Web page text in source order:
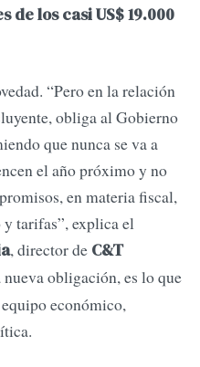
de los casi US$ 19.000
“Pero en la relación
obliga al Gobierno
que nunca se va a
el año próximo y no
en materia fiscal,
tarifas”, explica el
, director de C&T
nueva obligación, es lo que
económico,